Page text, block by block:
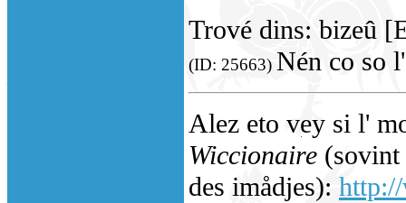
Trové dins: bizeû
(ID: 25663) Nén co so
Alez eto vey si l'
Wiccionaire (sovint
des imådjes):